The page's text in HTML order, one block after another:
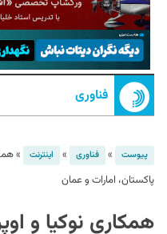
فناوری
پیوست » فناوری » اینترنت »
پاکستان، امارات و عمان
همکاری نوکیا و